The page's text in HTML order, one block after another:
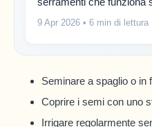
9 Apr 2026 • 6 min di lettura
Seminare a spaglio o in
Coprire i semi con uno
Irrigare regolarmente